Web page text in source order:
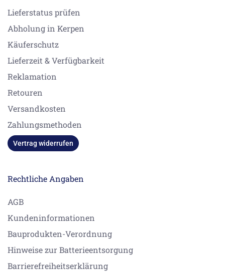
Lieferstatus prüfen
Abholung in Kerpen
Käuferschutz
Lieferzeit & Verfügbarkeit
Reklamation
Retouren
Versandkosten
Zahlungsmethoden
Vertrag widerrufen
Rechtliche Angaben
AGB
Kundeninformationen
Bauprodukten-Verordnung
Hinweise zur Batterieentsorgung
Barrierefreiheitserklärung